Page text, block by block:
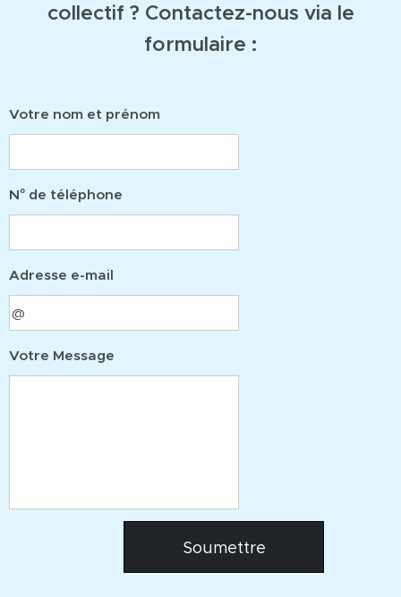
collectif ? Contactez-nous via le
formulaire :
Votre nom et prénom
N° de téléphone
Adresse e-mail
Votre Message
Soumettre